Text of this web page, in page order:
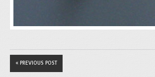
« PREVIOUS POST